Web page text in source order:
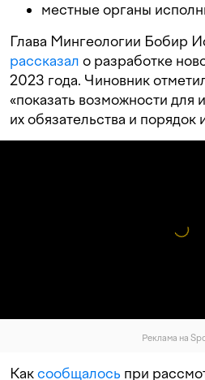
местные органы
Глава Мингеологии Бобир
рассказал о разработке
2023 года. Чиновник
«показать возможности для
их обязательства и порядок
Реклама на
Каксообщалось при